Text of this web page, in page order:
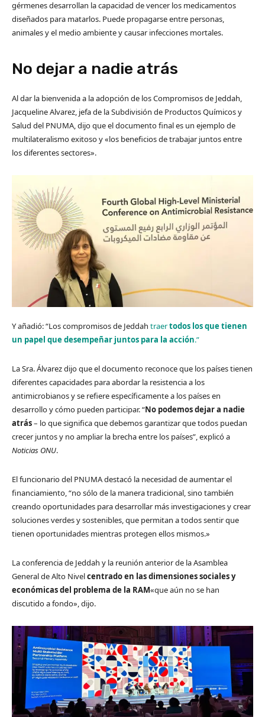
gérmenes desarrollan la capacidad de vencer los medicamentos
diseñados para matarlos. Puede propagarse entre personas,
animales y el medio ambiente y causar infecciones mortales.
No dejar a nadie atrás
Al dar la bienvenida a la adopción de los Compromisos de Jeddah,
Jacqueline Alvarez, jefa de la Subdivisión de Productos Químicos y
Salud del PNUMA, dijo que el documento final es un ejemplo de
multilateralismo exitoso y «los beneficios de trabajar juntos entre
los diferentes sectores».
Y añadió: “Los compromisos de Jeddah traertodos los que tienen
un papel que desempeñar juntos para la acción.”
La Sra. Álvarez dijo que el documento reconoce que los países tienen
diferentes capacidades para abordar la resistencia a los
antimicrobianos y se refiere específicamente a los países en
desarrollo y cómo pueden participar. “No podemos dejar a nadie
atrás– lo que significa que debemos garantizar que todos puedan
crecer juntos y no ampliar la brecha entre los países”, explicó a
Noticias ONU.
El funcionario del PNUMA destacó la necesidad de aumentar el
financiamiento, “no sólo de la manera tradicional, sino también
creando oportunidades para desarrollar más investigaciones y crear
soluciones verdes y sostenibles, que permitan a todos sentir que
tienen oportunidades mientras protegen ellos mismos.»
La conferencia de Jeddah y la reunión anterior de la Asamblea
General de Alto Nivelcentrado en las dimensiones sociales y
económicas del problema de la RAM«que aún no se han
discutido a fondo», dijo.